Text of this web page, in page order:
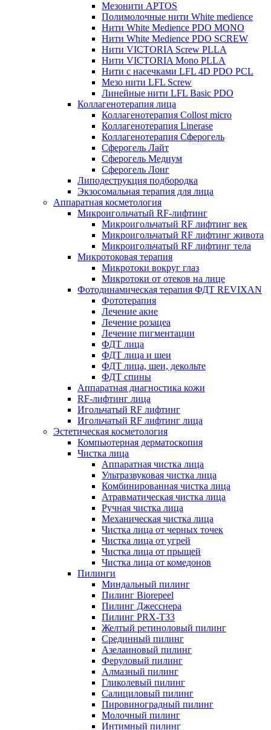
Мезонити APTOS
Полимолочные нити White medience
Нити White Medience PDO MONO
Нити White Medience PDO SCREW
Нити VICTORIA Screw PLLA
Нити VICTORIA Mono PLLA
Нити с насечками LFL 4D PDO PCL
Мезо нити LFL Screw
Линейные нити LFL Basic PDO
Коллагенотерапия лица
Коллагенотерапия Collost micro
Коллагенотерапия Linerase
Коллагенотерапия Сферогель
Сферогель Лайт
Сферогель Медиум
Сферогель Лонг
Липодеструкция подбородка
Экзосомальная терапия для лица
Аппаратная косметология
Микроигольчатый RF-лифтинг
Микроигольчатый RF лифтинг век
Микроигольчатый RF лифтинг живота
Микроигольчатый RF лифтинг тела
Микротоковая терапия
Микротоки вокруг глаз
Микротоки от отеков на лице
Фотодинамическая терапия ФДТ REVIXAN
Фототерапия
Лечение акне
Лечение розацеа
Лечение пигментации
ФДТ лица
ФДТ лица и шеи
ФДТ лица, шеи, декольте
ФДТ спины
Аппаратная диагностика кожи
RF-лифтинг лица
Игольчатый RF лифтинг
Игольчатый RF лифтинг лица
Эстетическая косметология
Компьютерная дерматоскопия
Чистка лица
Аппаратная чистка лица
Ультразвуковая чистка лица
Комбинированная чистка лица
Атравматическая чистка лица
Ручная чистка лица
Механическая чистка лица
Чистка лица от черных точек
Чистка лица от угрей
Чистка лица от прыщей
Чистка лица от комедонов
Пилинги
Миндальный пилинг
Пилинг Biorepeel
Пилинг Джесснера
Пилинг PRX-T33
Желтый ретиноловый пилинг
Срединный пилинг
Азелаиновый пилинг
Феруловый пилинг
Алмазный пилинг
Гликолевый пилинг
Салициловый пилинг
Пировиноградный пилинг
Молочный пилинг
Интимный пилинг